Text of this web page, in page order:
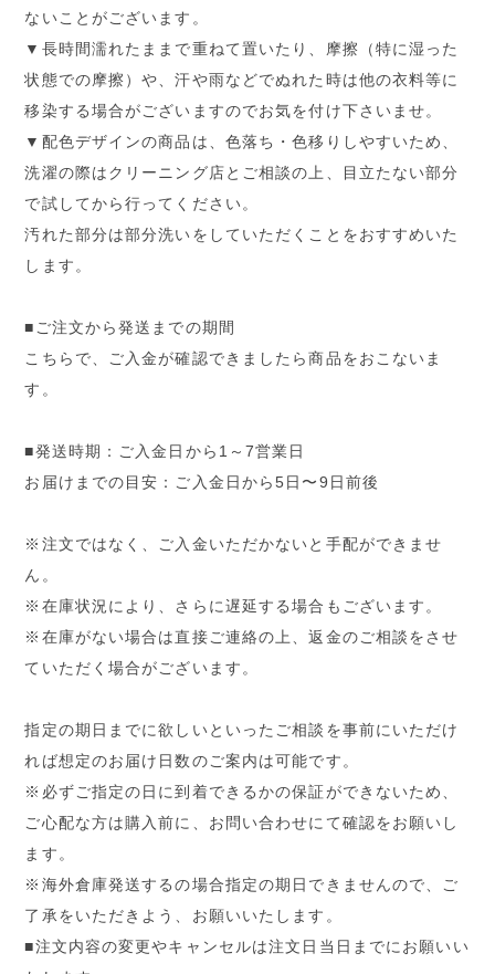
ないことがございます。
▼長時間濡れたままで重ねて置いたり、摩擦（特に湿った
状態での摩擦）や、汗や雨などでぬれた時は他の衣料等に
移染する場合がございますのでお気を付け下さいませ。
▼配色デザインの商品は、色落ち・色移りしやすいため、
洗濯の際はクリーニング店とご相談の上、目立たない部分
で試してから行ってください。
汚れた部分は部分洗いをしていただくことをおすすめいた
します。
■ご注文から発送までの期間
こちらで、ご入金が確認できましたら商品をおこないま
す。
■発送時期：ご入金日から1～7営業日
お届けまでの目安：ご入金日から5日〜9日前後
※注文ではなく、ご入金いただかないと手配ができませ
ん。
※在庫状況により、さらに遅延する場合もございます。
※在庫がない場合は直接ご連絡の上、返金のご相談をさせ
ていただく場合がございます。
指定の期日までに欲しいといったご相談を事前にいただけ
れば想定のお届け日数のご案内は可能です。
※必ずご指定の日に到着できるかの保証ができないため、
ご心配な方は購入前に、お問い合わせにて確認をお願いし
ます。
※海外倉庫発送するの場合指定の期日できませんので、ご
了承をいただきよう、お願いいたします。
■注文内容の変更やキャンセルは注文日当日までにお願いい